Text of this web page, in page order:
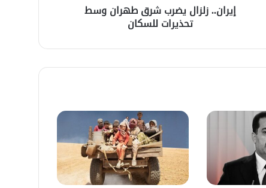
إيران.. زلزال يضرب شرق طهران وسط
تحذيرات للسكان